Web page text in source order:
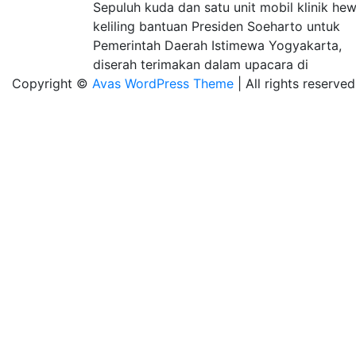
Sepuluh kuda dan satu unit mobil klinik
keliling bantuan Presiden Soeharto untuk
Pemerintah Daerah Istimewa Yogyakarta,
diserah terimakan dalam upacara di
Copyright © Avas WordPress Theme | All rights